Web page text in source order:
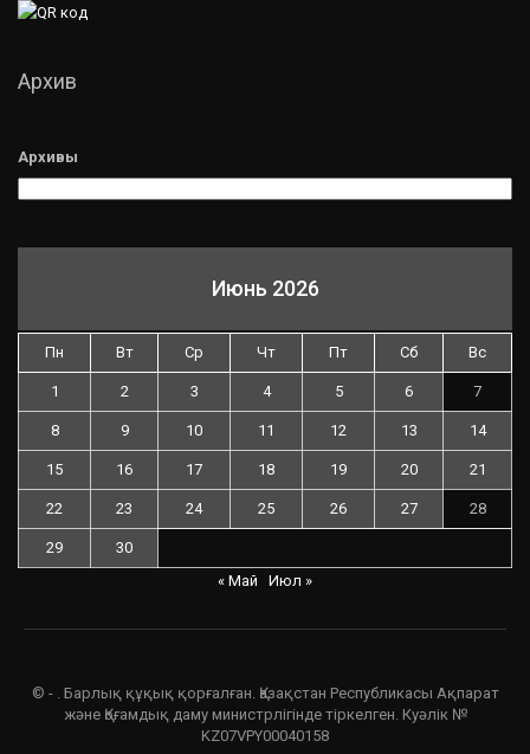
Архив
Архивы
Июнь 2026
Пн Вт Ср Чт Пт Сб Вс
1 2 3 4 5 6 7
8 9 10 11 12 13 14
15 16 17 18 19 20 21
22 23 24 25 26 27 28
29
30
« Май
Июл »
© - . Барлық құқық қорғалған. Қазақстан Республикасы Ақпарат
және Қоғамдық даму министрлігінде тіркелген. Куәлік №
KZ07VPY00040158